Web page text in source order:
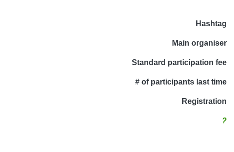
Hashtag
Main organiser
Standard participation fee
# of participants last time
Registration
?